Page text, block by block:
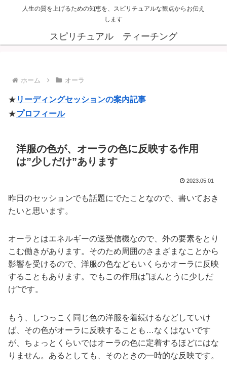
人生の質を上げるための知恵を、スピリチュアルな観点からお伝え
します
スピリチュアル ティーチング
ホーム オーラ
★ リーディングセッションの案内記事
★プロフィール
洋服の色が、オーラの色に反映する作用
は”少しだけ”あります
2023.05.01
昨日のセッションでも話題にでたことなので、書いておき
たいと思います。
オーラとはエネルギーの送受信機なので、外の要素をとり
こむ働きがあります。そのため周囲のさまざまなことから
影響を受けるので、洋服の色などもいくらかオーラに反映
することもあります。でもこの作用は”ほんとうに少しだ
け”です。
もう、しつっこく同じ色の洋服を着続けるなどしていけ
ば、その色がオーラに反映することも…なくはないです
が、ちょっとくらいではオーラの色に定着するほどにはな
りません。あるとしても、そのときの一時的な反映です。